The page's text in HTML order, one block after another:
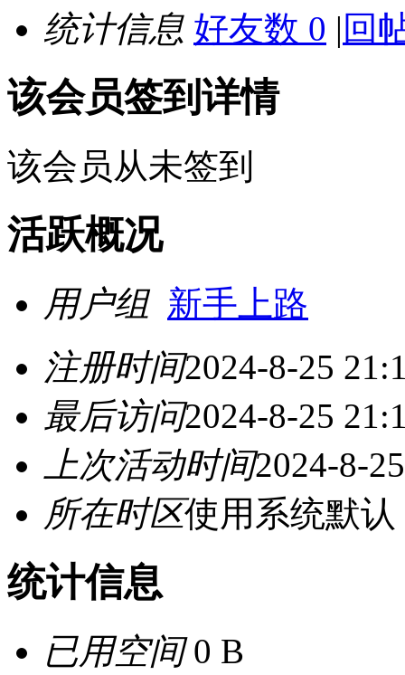
统计信息 好友数 0 | 回
该会员签到详情
该会员从未签到
活跃概况
用户组 新手上路
注册时间2024-8-25
最后访问2024-8-25
上次活动时间2024-8-
所在时区使用系统默认
统计信息
已用空间0 B